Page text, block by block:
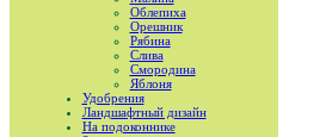
Облепиха
Орешник
Рябина
Слива
Смородина
Яблоня
Удобрения
Ландшафтный дизайн
На подоконнике